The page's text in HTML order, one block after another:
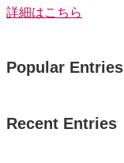
詳細はこちら
Popular Entries
Recent Entries